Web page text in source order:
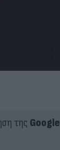
της Google